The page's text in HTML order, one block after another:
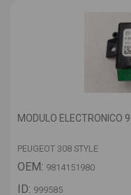
MODULO
PEUGEOT 308 STYLE
OEM: 9814151980
ID: 999585